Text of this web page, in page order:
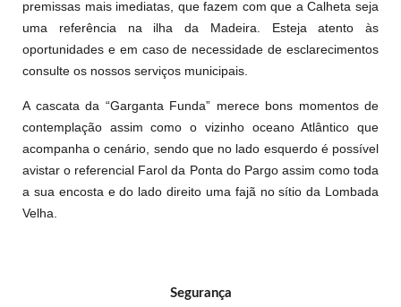
premissas mais imediatas, que fazem com que a Calheta seja
uma referência na ilha da Madeira. Esteja atento às
oportunidades e em caso de necessidade de esclarecimentos
consulte os nossos serviços municipais.
A cascata da “Garganta Funda” merece bons momentos de
contemplação assim como o vizinho oceano Atlântico que
acompanha o cenário, sendo que no lado esquerdo é possível
avistar o referencial Farol da Ponta do Pargo assim como toda
a sua encosta e do lado direito uma fajã no sítio da Lombada
Velha.
Segurança